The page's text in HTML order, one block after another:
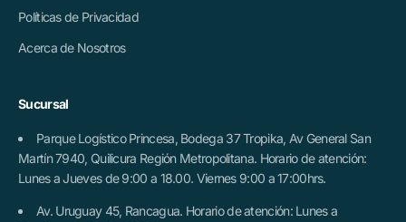
Políticas de Privacidad
Acerca de Nosotros
Sucursal
Parque Logístico Princesa, Bodega 37 Tropika, Av General San
Martín 7940, Quilicura Región Metropolitana. Horario de atención:
Lunes a Jueves de 9:00 a 18.00. Viernes 9:00 a 17:00hrs.
Av. Uruguay 45, Rancagua. Horario de atención: Lunes a